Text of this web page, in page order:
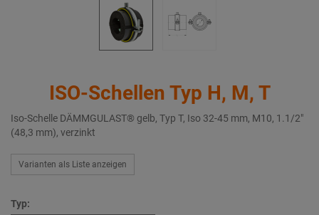
ISO-Schellen Typ H, M, T
Iso-Schelle DÄMMGULAST® gelb, Typ T, Iso 32-45 mm, M10, 1.1/2"
(48,3 mm), verzinkt
Varianten als Liste anzeigen
Typ: